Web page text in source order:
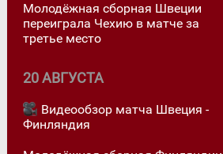
Молодёжная сборная Швеции
переигралa Чехию в матче за
третье место
20 АВГУСТА
Видеообзор матча Швеция -
Финляндия